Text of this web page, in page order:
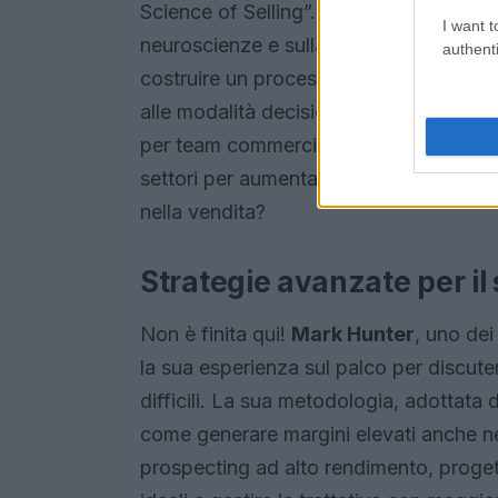
I want
Science of Selling”. Hoffeld
neuroscienze e sulla psicologia
costruire un processo di vendita
alle modalità decisionali dei clienti.
per team commerciali delle aziende
settori per aumentare i tassi di
nella vendita?
Strategie avanzate per il
Non è finita qui! Mark Hunter, uno
la sua esperienza sul palco per
difficili. La sua metodologia, adottata
come generare margini elevati anche
prospecting ad alto rendimento,